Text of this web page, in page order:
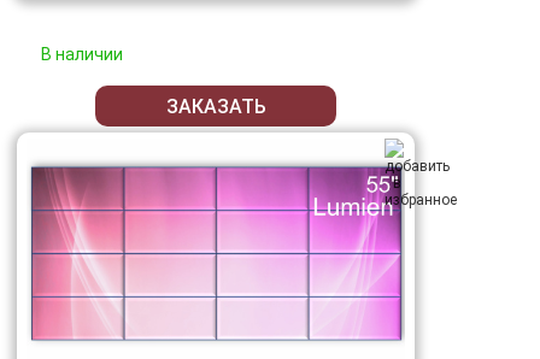
В наличии
ЗАКАЗАТЬ